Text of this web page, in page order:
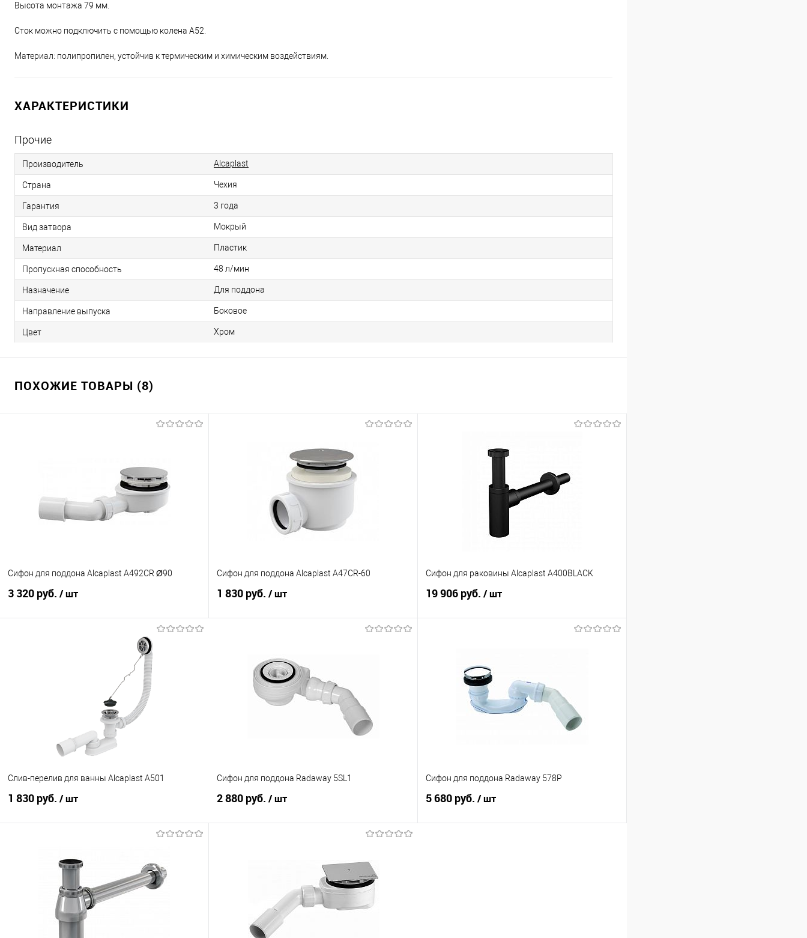
Высота монтажа 79 мм.
Сток можно подключить с помощью колена A52.
Материал: полипропилен, устойчив к термическим и химическим воздействиям.
ХАРАКТЕРИСТИКИ
Прочие
Производитель Alcaplast
Страна Чехия
Гарантия 3 года
Вид затвора Мокрый
Материал Пластик
Пропускная способность 48 л/мин
Назначение Для поддона
Направление выпуска Боковое
Цвет Хром
ПОХОЖИЕ ТОВАРЫ (8)
Сифон для поддона Alcaplast A492CR Ø90
3 320 руб. / шт
Сравнение
В наличии
Сифон для поддона Alcaplast A47CR-60
1 830 руб. / шт
Купить в 1 клик
В избранное
В наличии
Сифон для раковины Alcaplast A400BLACK
19 906 руб. / шт
Купить в 1 клик
В избранное
В наличии
Слив-перелив для ванны Alcaplast A501
1 830 руб. / шт
Купить в 1 клик
Сравнение
В избранное
Сифон для поддона Radaway 5SL1
2 880 руб. / шт
Сравнение
Сифон для поддона Radaway 578P
5 680 руб. / шт